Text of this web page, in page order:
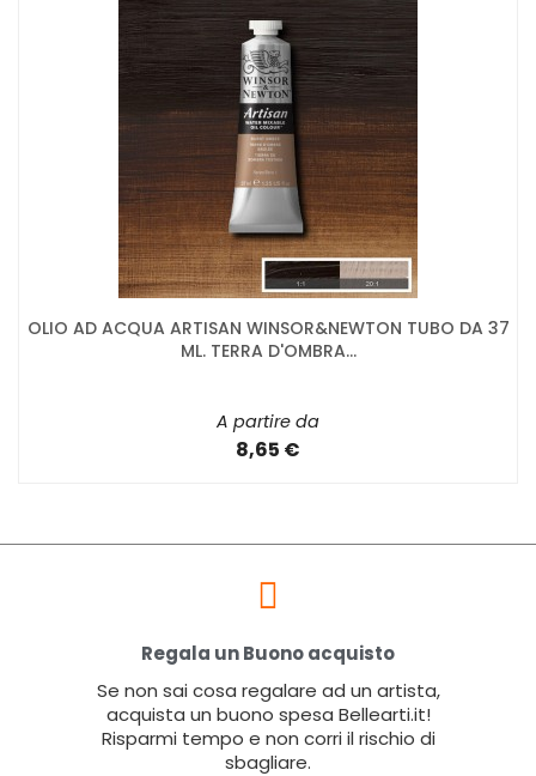
OLIO AD ACQUA ARTISAN WINSOR&NEWTON TUBO DA 37
ML. TERRA D'OMBRA...
A partire da
8,65 €
Regala un Buono acquisto
Se non sai cosa regalare ad un artista,
acquista un buono spesa Bellearti.it!
Risparmi tempo e non corri il rischio di
sbagliare.